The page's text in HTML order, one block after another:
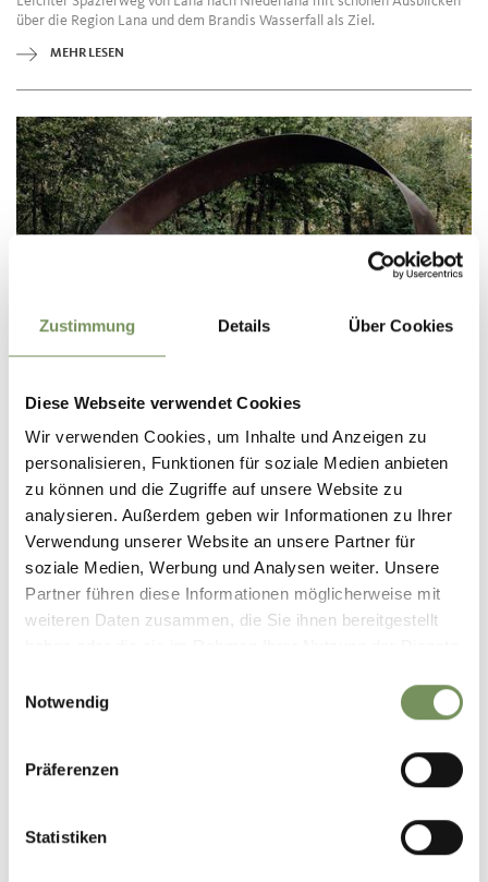
Zustimmung Details Über Cookies
Diese Webseite verwendet Cookies
Wir verwenden Cookies, um Inhalte und Anzeigen zu
personalisieren, Funktionen für soziale Medien anbieten
zu können und die Zugriffe auf unsere Website zu
analysieren. Außerdem geben wir Informationen zu Ihrer
Verwendung unserer Website an unsere Partner für
soziale Medien, Werbung und Analysen weiter. Unsere
Partner führen diese Informationen möglicherweise mit
weiteren Daten zusammen, die Sie ihnen bereitgestellt
Notwendig
Präferenzen
Statistiken
über die Region Lana und dem Brandis Wasserfall als Ziel.
MEHR LESEN
LANA SKULPTURENWANDERWEG
Der Skulpturenwanderweg an den Ausläufern der Nonsberggruppe, führt
von Niederlana bis in die Gaulschlucht und über die Ländpromenade zum
Biotop Falschauer
MEHR LESEN